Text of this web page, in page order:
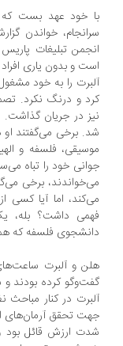
خود عهد بست که به
خواندن گزارشی
تبلیغات پاریس در
و بدون یاری افراد
را به خود مشغول کرد.
و درنگ نکرد. تصمیم
در جریان گذاشت. سیلی
برخی می‌گفتند او در حق
فلسفه و الهیات
خود را تباه می‌سازد،
برخی می‌گفتند
اما آیا کسی از
داشت؟ بله، یک
فلسفه که همسو و
و آلبرت ساعت‌های
کرده بودند و
در کنار مباحث نظری
تحقق آرمان‌های
ارزش قائل بود و با